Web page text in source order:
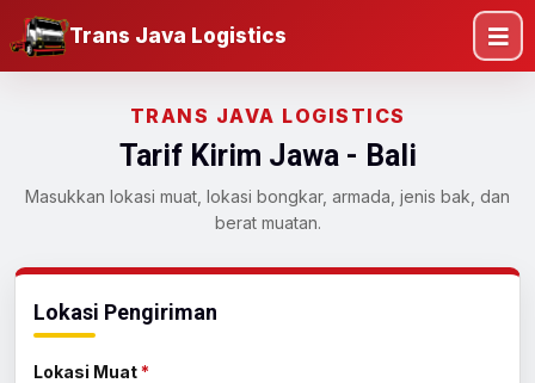
Trans Java Logistics
TRANS JAVA LOGISTICS
Tarif Kirim Jawa - Bali
Masukkan lokasi muat, lokasi bongkar, armada, jenis bak, dan
berat muatan.
Lokasi Pengiriman
Lokasi Muat*